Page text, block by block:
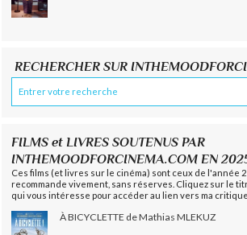
RECHERCHER SUR
FILMS et LIVRES SOUTENUS PAR
INTHEMOODFORCINEMA.COM EN
Ces films (et livres sur le cinéma) sont ceux de l'année
recommande vivement, sans réserves. Cliquez sur le
qui vous intéresse pour accéder au lien vers ma
À BICYCLETTE de Mathias MLEKUZ